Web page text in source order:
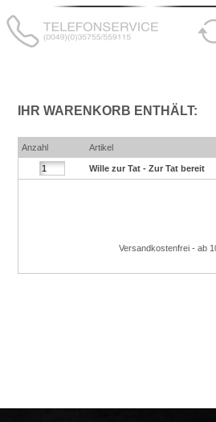
IHR WARENKORB ENTHÄLT:
Anzahl Artikel
Wille zur Tat - Zur Tat bereit
Versandkostenfrei - ab